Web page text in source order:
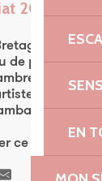
EN
2026
Côte
de plus de
d’hôtes,
ou
ce réseau ?